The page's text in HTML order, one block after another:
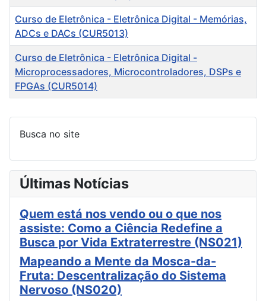
Curso de Eletrônica - Eletrônica Digital - Memórias,
ADCs e DACs (CUR5013)
Curso de Eletrônica - Eletrônica Digital -
Microprocessadores, Microcontroladores, DSPs e
FPGAs (CUR5014)
Busca no site
Últimas Notícias
Quem está nos vendo ou o que nos
assiste: Como a Ciência Redefine a
Busca por Vida Extraterrestre (NS021)
Mapeando a Mente da Mosca-da-
Fruta: Descentralização do Sistema
Nervoso (NS020)